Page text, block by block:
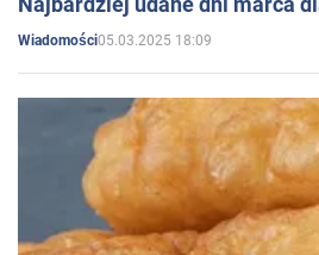
Wiadomości05.03.2025 18:09